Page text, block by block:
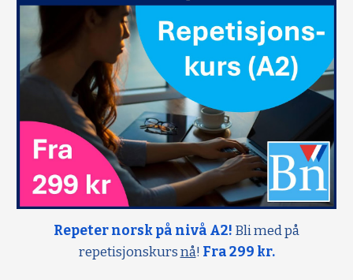
Repeter norsk på nivå A2! Bli med på
repetisjonskursnå! Fra 299 kr.